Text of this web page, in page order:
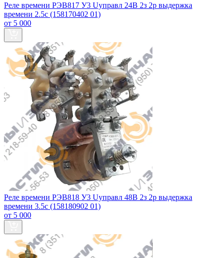
Реле времени РЭВ817 У3 Uуправл 24В 2з 2р выдержка
времени 2.5с (158170402 01)
от 5 000
Реле времени РЭВ818 У3 Uуправл 48В 2з 2р выдержка
времени 3.5с (158180902 01)
от 5 000